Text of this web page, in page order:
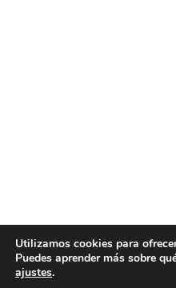
Utilizamos cookies para
Puedes aprender más sobre
ajustes.